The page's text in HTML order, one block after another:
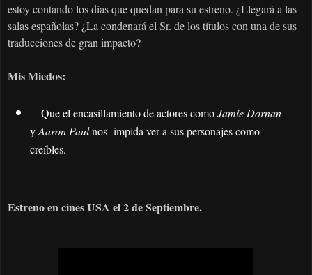
estoy contando los días que quedan para su estreno. ¿Llegará a las
salas españolas? ¿La condenará el Sr. de los títulos con una de sus
traducciones de gran impacto?
Mis Miedos:
Que el encasillamiento de actores comoJamie Dornan
yAaron Paulnos impida ver a sus personajes como
creíbles.
Estreno en cines USA el 2 de Septiembre.